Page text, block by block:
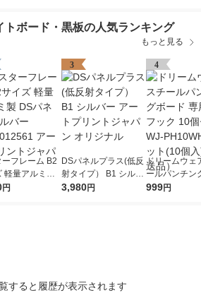
トボード・黒板の人気ランキング
もっと見る
フレーム B2
軽量アルミ製
ル シルバー 1
円
3
DSパネルプラス(低反
射タイプ） B1 シルバ
ー アートプリントジ
3,980円
4
ドリームウェ
ールパンチン
専用 樹脂フ
999円
すると履歴が表示されます